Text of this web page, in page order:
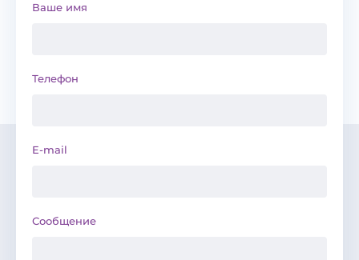
Ваше имя
Телефон
E-mail
Сообщение